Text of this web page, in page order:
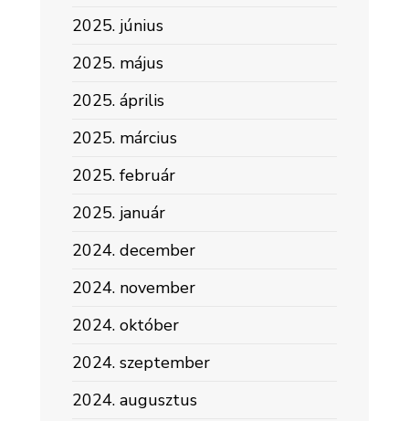
2025. június
2025. május
2025. április
2025. március
2025. február
2025. január
2024. december
2024. november
2024. október
2024. szeptember
2024. augusztus